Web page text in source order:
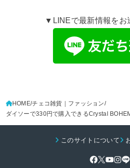
▼LINEで最新情報をお
HOME チェコ雑貨｜ファッション
ダイソーで330円で購入できるCrystal
このサイトについて